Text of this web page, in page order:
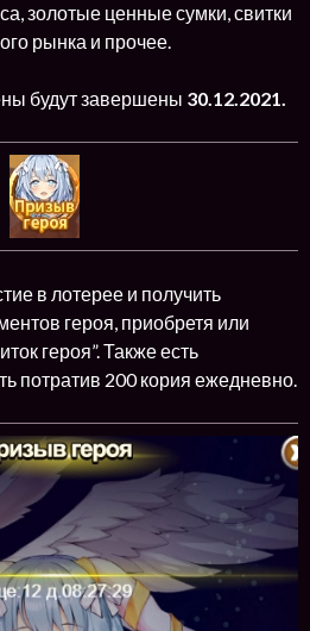
золотые ценные сумки, свитки
рынка и прочее.
будут завершены 30.12.2021.
в лотерее и получить
героя, приобретя или
героя”. Также есть
потратив 200 кория ежедневно.